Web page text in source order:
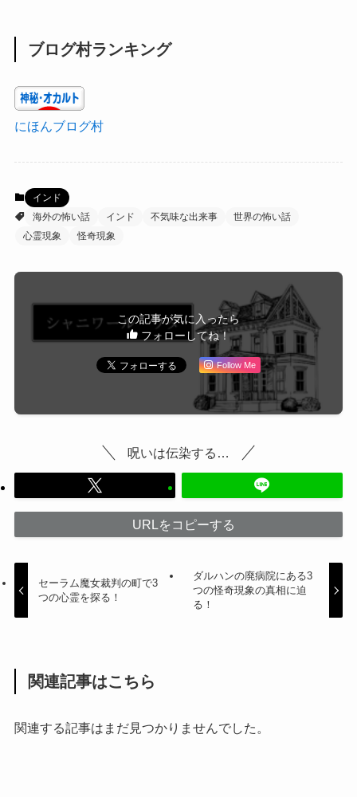
ブログ村ランキング
にほんブログ村
インド
海外の怖い話
インド 不気味な出来事
世界の怖い話
心霊現象
怪奇現象
この記事が気に入ったら
フォローしてね！
Follow Me
呪いは伝染する…
URLをコピーする
セーラム魔女裁判の町で3
つの心霊を探る！
ダルハンの廃病院にある3
つの怪奇現象の真相に迫
る！
関連記事はこちら
関連する記事はまだ見つかりませんでした。